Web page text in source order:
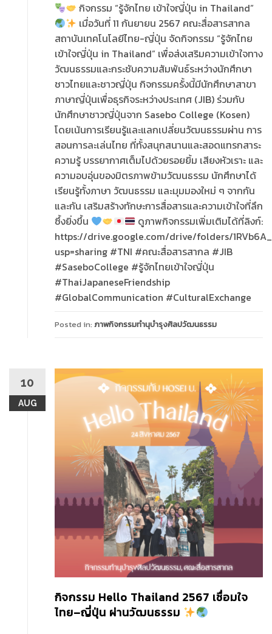
กิจกรรม “รู้จักไทย เข้าใจญี่ปุ่น in Thailand”
เมื่อวันที่ 11 กันยายน 2567 คณะสื่อสารสากล
สถาบันเทคโนโลยีไทย-ญี่ปุ่น จัดกิจกรรม “รู้จักไทย
เข้าใจญี่ปุ่น in Thailand” เพื่อส่งเสริมความเข้าใจทาง
วัฒนธรรมและกระชับความสัมพันธ์ระหว่างนักศึกษา
ชาวไทยและชาวญี่ปุ่น กิจกรรมครั้งนี้มีนักศึกษาสาขา
ภาษาญี่ปุ่นเพื่อธุรกิจระหว่างประเทศ (JIB) ร่วมกับ
นักศึกษาชาวญี่ปุ่นจาก Sasebo College (Kosen)
โดยเน้นการเรียนรู้และแลกเปลี่ยนวัฒนธรรมผ่าน การ
สอนการละเล่นไทย ที่ทั้งสนุกสนานและสอดแทรกสาระ
ความรู้ บรรยากาศเต็มไปด้วยรอยยิ้ม เสียงหัวเราะ และ
ความอบอุ่นของมิตรภาพข้ามวัฒนธรรม นักศึกษาได้
เรียนรู้ทั้งภาษา วัฒนธรรม และมุมมองใหม่ ๆ จากกัน
และกัน เสริมสร้างทักษะการสื่อสารและความเข้าใจที่ลึก
ซึ้งยิ่งขึ้น
ดูภาพกิจกรรมเพิ่มเติมได้ที่ลิงก์:
https://drive.google.com/drive/folders/
usp=sharing #TNI #คณะสื่อสารสากล #JIB
#SaseboCollege #รู้จักไทยเข้าใจญี่ปุ่น
#ThaiJapaneseFriendship
#GlobalCommunication #CulturalExchange
Posted in: ภาพกิจกรรมทำนุบำรุงศิลปวัฒนธรรม
10
AUG
กิจกรรม Hello Thailand 2567 เชื่อมใจ
ไทย–ญี่ปุ่น ผ่านวัฒนธรรม